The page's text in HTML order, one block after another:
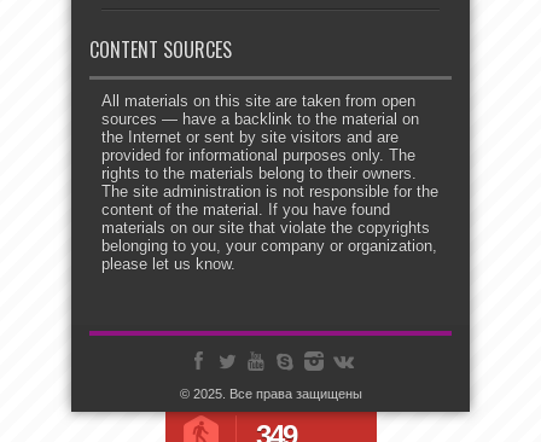
CONTENT SOURCES
All materials on this site are taken from open
sources — have a backlink to the material on
the Internet or sent by site visitors and are
provided for informational purposes only. The
rights to the materials belong to their owners.
The site administration is not responsible for the
content of the material. If you have found
materials on our site that violate the copyrights
belonging to you, your company or organization,
please let us know.
© 2025. Все права защищены
349